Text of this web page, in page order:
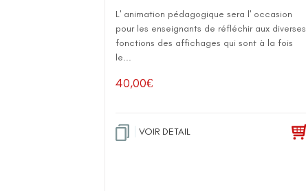
L' animation pédagogique sera l' occasion
pour les enseignants de réfléchir aux diverses
fonctions des affichages qui sont à la fois
le...
40,00€
VOIR DETAIL